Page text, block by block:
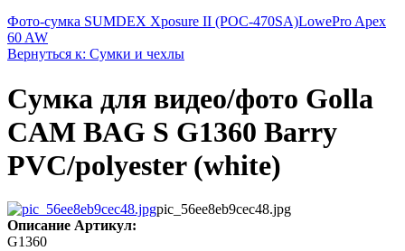
Фото-сумка SUMDEX Xposure II (POC-470SA)LowePro Apex
60 AW
Вернуться к: Сумки и чехлы
Cумка для видео/фото Golla
CAM BAG S G1360 Barry
PVC/polyester (white)
pic_56ee8eb9cec48.jpg
Описание Артикул:
G1360